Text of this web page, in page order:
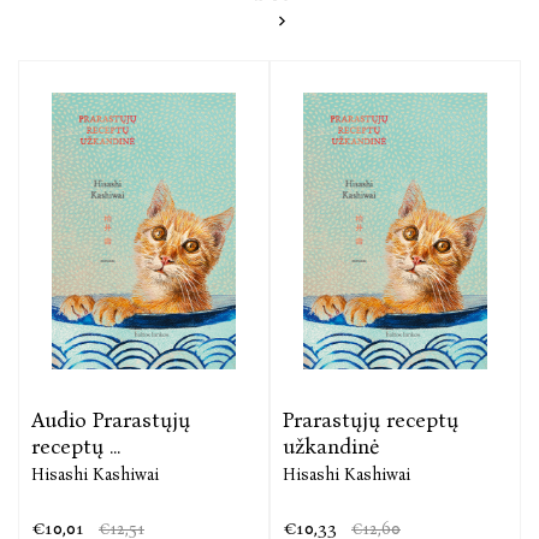
mėgsta šią savo senelio – mįslingo knygų mylėtojo ir
saugotojo – sukurtą erdvę. Čia Rintaro skaitydamas
praleidžia daugybę laimingų valandų.
Mirus seneliui, Rintaro lieka sugniuždytas ir vienišas.
Atrodo, kad jam teks uždaryti knygynėlį. Bet tada lyg
iš niekur pasirodo kalbantis katinas vardu Tigras ir
paprašo Rintaro pagalbos. Rainasis gan įsakmiai ir be
užuolankų nurodo, kad knygų mylėtojas privaląs
prisijungti prie jo misijos. Ši keista pora leidžiasi į
tris labirintus gelbėti žmonių apleistų ir nemylimų
„Mėgstantieji tradicinį japonų literatūros pasakojimą
Audio Prarastųjų
receptų ...
Hisashi Kashiwai
€10,01 €12,51
Prarastųjų receptų
užkandinė
Hisashi Kashiwai
€10,33 €12,60